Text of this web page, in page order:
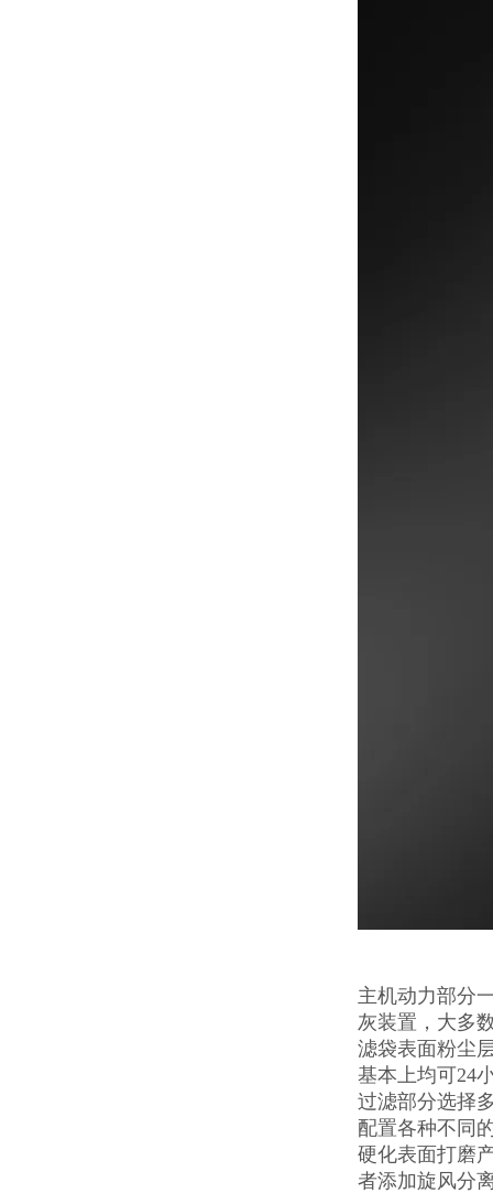
主机动力部分
灰装置，大多
滤袋表面粉尘
基本上均可24
过滤部分选择
配置各种不同
硬化表面打磨
者添加旋风分